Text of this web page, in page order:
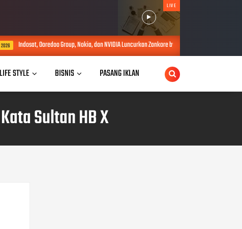
LIVE
Group, Nokia, dan NVIDIA Luncurkan Zankore by Indosat : Platform Infrastruktur AI Terintegerasi
LIFE STYLE BISNIS PASANG IKLAN
Sultan HB X